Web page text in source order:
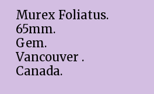
Murex Foliatus.
65mm.
Gem.
Vancouver .
Canada.